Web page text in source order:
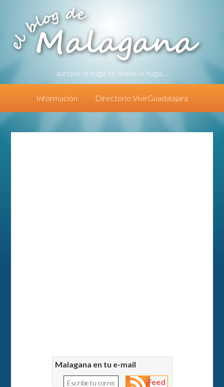
aunque lo haga de malas lo hago....
Información Directorio VivirGuadalajara
Malagana en tu e-mail
Feed